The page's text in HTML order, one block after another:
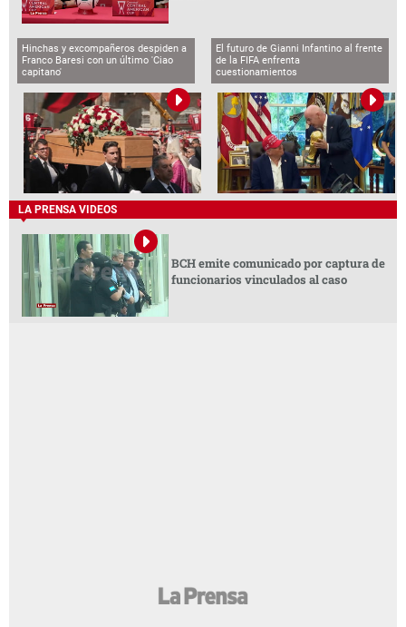
Hinchas y excompañeros despiden a
Franco Baresi con un último 'Ciao
capitano'
El futuro de Gianni Infantino al frente
de la FIFA enfrenta
cuestionamientos
LA PRENSA VIDEOS
BCH emite comunicado por captura de
funcionarios vinculados al caso